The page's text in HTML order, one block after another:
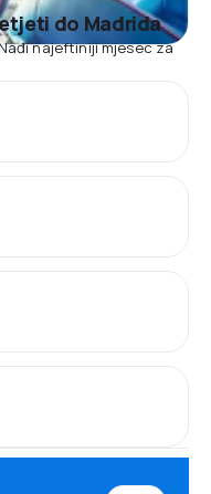
do Madrida
najeftiniji mjesec za